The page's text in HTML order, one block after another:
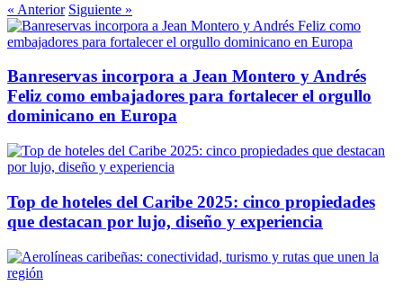
« Anterior Siguiente »
Banreservas incorpora a Jean Montero y Andrés
Feliz como embajadores para fortalecer el orgullo
dominicano en Europa
Top de hoteles del Caribe 2025: cinco propiedades
que destacan por lujo, diseño y experiencia